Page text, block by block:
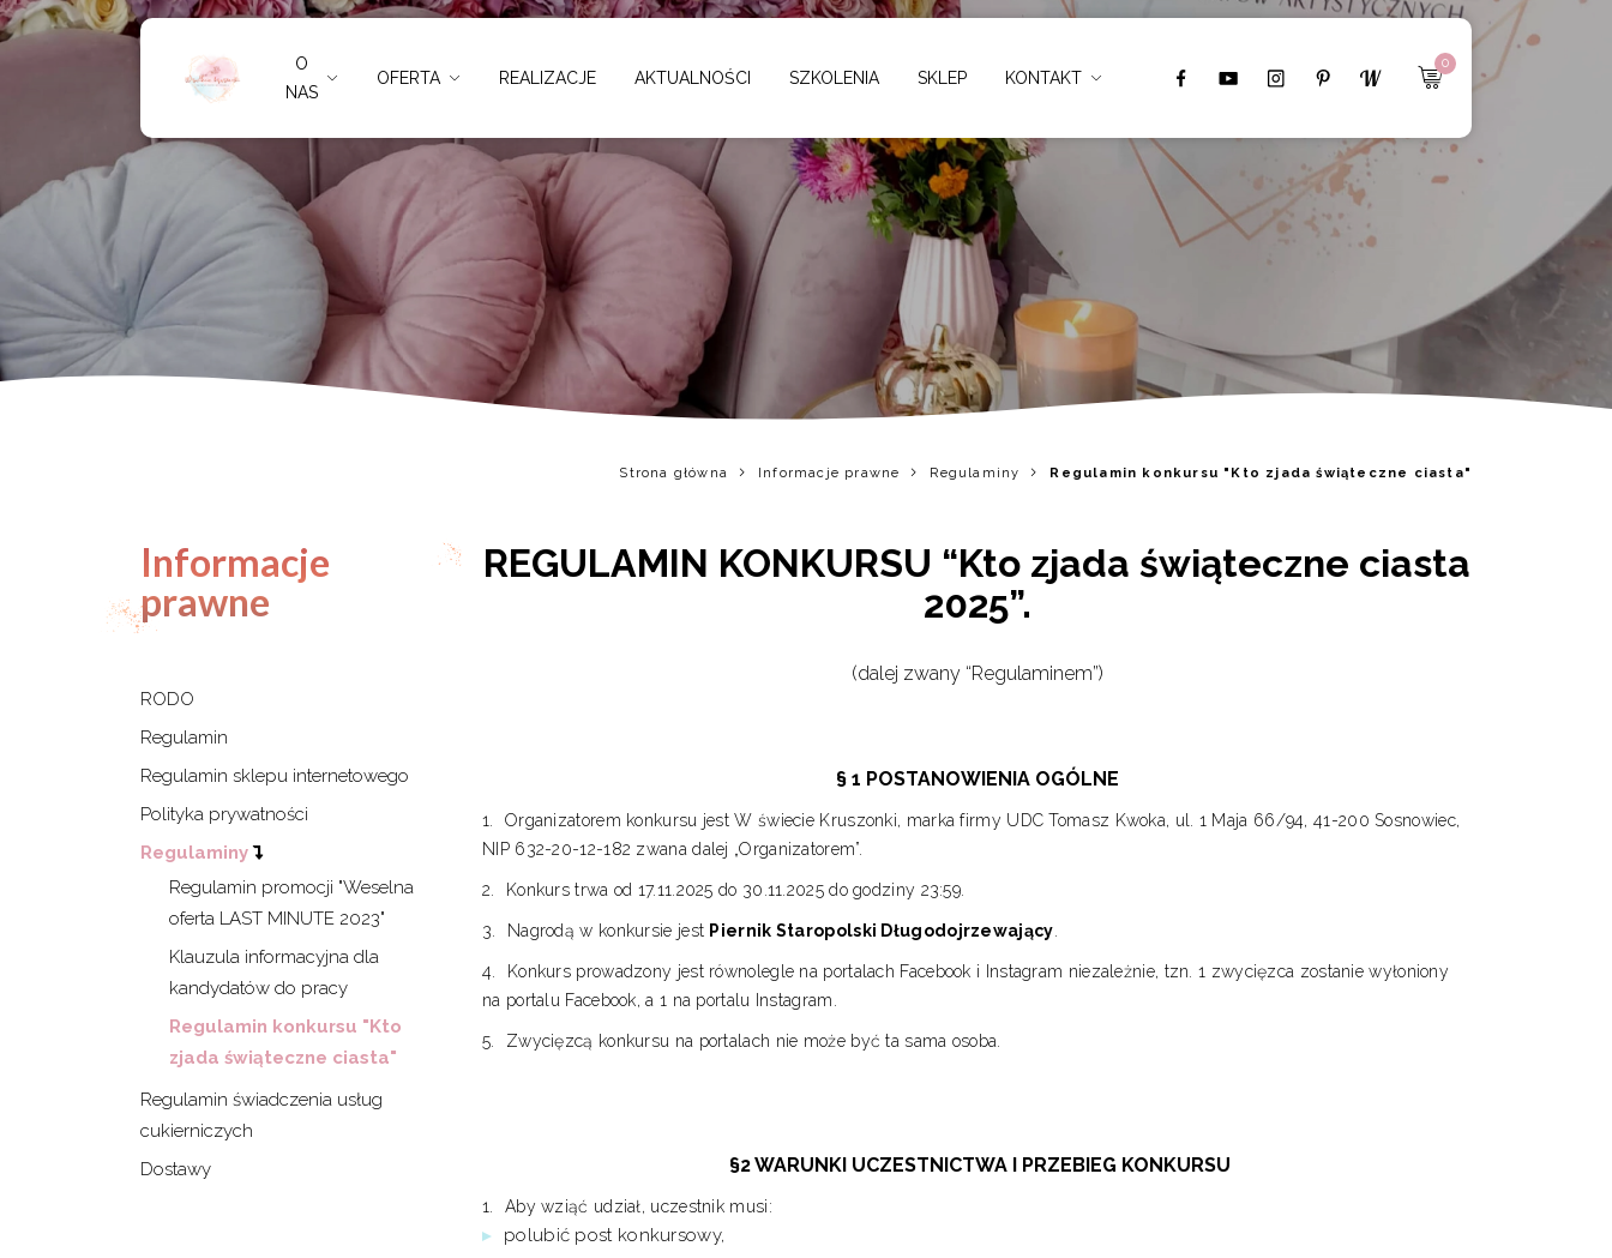
O
NAS
OFERTA REALIZACJE AKTUALNOŚCI SZKOLENIA SKLEP KONTAKT
0
Regulamin konkursu "Kto zjada świąteczne ciasta"
Strona główna Informacje prawne Regulaminy Regulamin konkursu "Kto zjada świąteczne ciasta"
Informacje
prawne
RODO
Regulamin
Regulamin sklepu internetowego
Polityka prywatności
Regulaminy
Regulamin promocji "Weselna
oferta LAST MINUTE 2023"
Klauzula informacyjna dla
kandydatów do pracy
Regulamin konkursu "Kto
zjada świąteczne ciasta"
Regulamin świadczenia usług
cukierniczych
Dostawy
REGULAMIN KONKURSU “Kto zjada świąteczne ciasta
2025”.
(dalej zwany “Regulaminem”)
§ 1 POSTANOWIENIA OGÓLNE
Organizatorem konkursu jest W świecie Kruszonki, marka firmy UDC Tomasz Kwoka, ul. 1 Maja 66/94, 41-200 Sosnowiec,
NIP 632-20-12-182 zwana dalej „Organizatorem”.
Konkurs trwa od 17.11.2025 do 30.11.2025 do godziny 23:59.
Nagrodą w konkursie jest Piernik Staropolski Długodojrzewający
Konkurs prowadzony jest równolegle na portalach Facebook i Instagram niezależnie, tzn. 1 zwycięzca zostanie wyłoniony
na portalu Facebook, a 1 na portalu Instagram.
Zwycięzcą konkursu na portalach nie może być ta sama osoba.
§2 WARUNKI UCZESTNICTWA I PRZEBIEG KONKURSU
Aby wziąć udział, uczestnik musi:
polubić post konkursowy,